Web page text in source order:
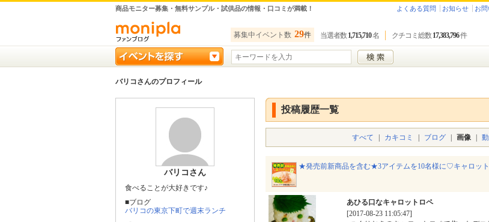
商品モニター募集・無料サンプル・試供品の情報・口コミが満載！ よくある質問 お知らせ お
募集中イベント数 29件 当選者数 1,715,710名 クチコミ総数 17,383,796件
バリコさんのプロフィール
バリコさん
食べることが大好きです♪
■ブログ
バリコの東京下町で週末ランチ
投稿履歴一覧
すべて カキコミ ブログ 画像
★発売前新商品を含む★3アイテムを10名様に♡キャロッ
あひる口なキャロットロペ
[2017-08-23 11:05:47]